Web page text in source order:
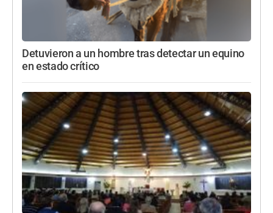
Detuvieron a un hombre tras detectar un equino
en estado crítico